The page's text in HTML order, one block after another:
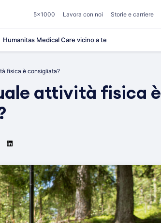
5×1000 Lavora con noi Storie e carriere
Humanitas Medical Care vicino a te
fisica è consigliata?
attività fisica è